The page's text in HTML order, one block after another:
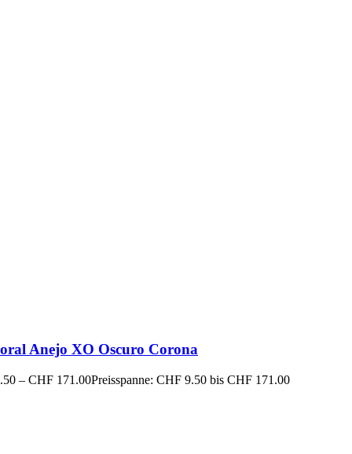
Anejo XO Oscuro Corona
– CHF 171.00Preisspanne: CHF 9.50 bis CHF 171.00